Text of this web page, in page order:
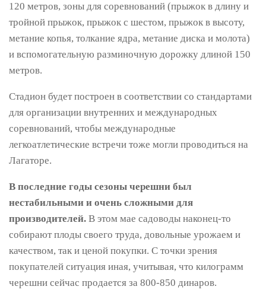
120 метров, зоны для соревнований (прыжок в длину и
тройной прыжок, прыжок с шестом, прыжок в высоту,
метание копья, толкание ядра, метание диска и молота)
и вспомогательную разминочную дорожку длиной 150
метров.
Стадион будет построен в соответствии со стандартами
для организации внутренних и международных
соревнований, чтобы международные
легкоатлетические встречи тоже могли проводиться на
Лагаторе.
В последние годы сезоны черешни был
нестабильными и очень сложными для
производителей. В этом мае садоводы наконец-то
собирают плоды своего труда, довольные урожаем и
качеством, так и ценой покупки. С точки зрения
покупателей ситуация иная, учитывая, что килограмм
черешни сейчас продается за 800-850 динаров.